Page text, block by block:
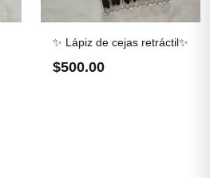
✨ Lápiz de cejas retráctil✨
$500.00